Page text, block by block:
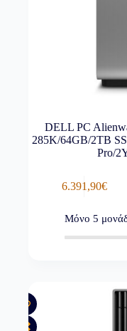
DELL PC
285K/64GB/2TB
Pro/
6.391,90€
Μόνο 5